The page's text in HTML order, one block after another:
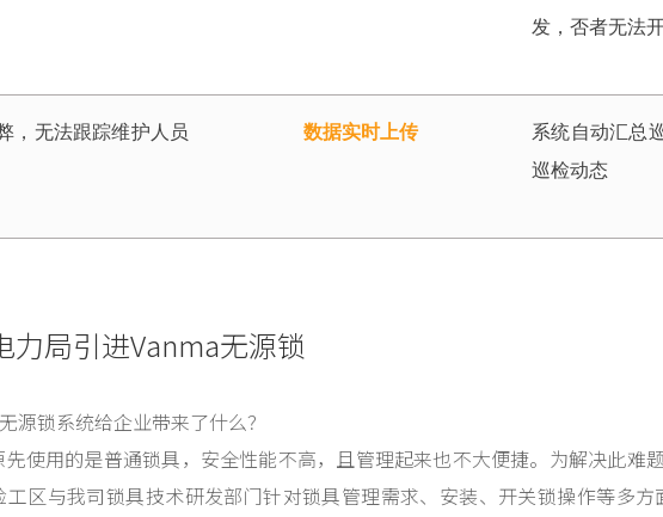
发，否者无法
，无法跟踪维护人员
数据实时上传
系统自动汇总
巡检动态
力局引进Vanma无源锁
锁系统给企业带来了什么？
使用的是普通锁具，安全性能不高，且管理起来也不大便捷。为解决此难
工区与我司锁具技术研发部门针对锁具管理需求、安装、开关锁操作等多